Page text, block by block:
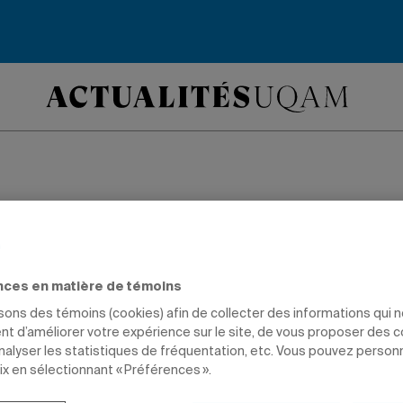
montréalaise
est nommée au comité
Ville de Montréal.
en matière de témoins
des témoins (cookies) afin de collecter des informations qui
d’améliorer votre expérience sur le site, de vous proposer des
les statistiques de fréquentation, etc. Vous pouvez
en sélectionnant « Préférences ».